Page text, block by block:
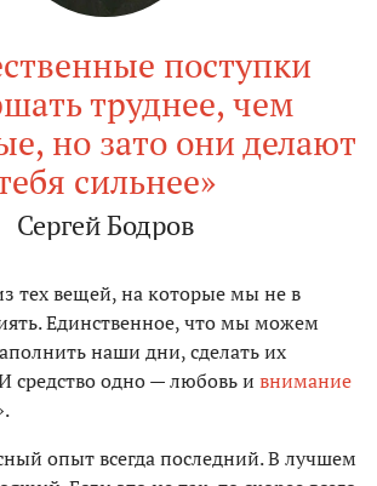
поступки
труднее, чем
но зато они делают
сильнее»
Сергей Бодров
тех вещей, на которые мы не в
Единственное, что мы можем
наши дни, сделать их
средство одно — любовь и внимание
опыт всегда последний. В лучшем